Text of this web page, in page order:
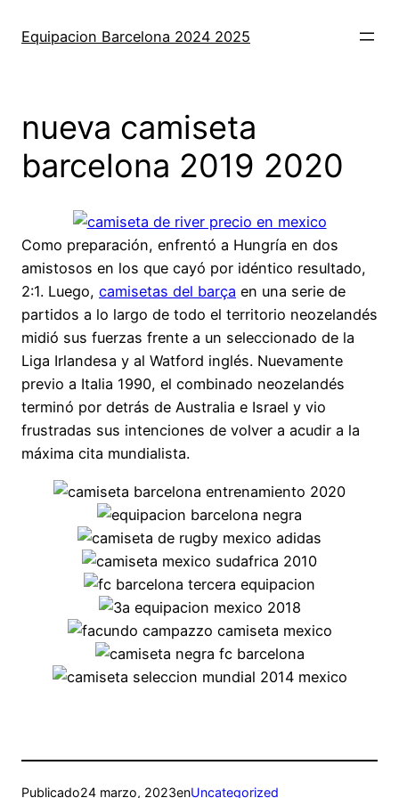
Equipacion Barcelona 2024 2025
nueva camiseta
barcelona 2019 2020
Como preparación, enfrentó a Hungría en dos
amistosos en los que cayó por idéntico resultado,
2:1. Luego, camisetas del barça en una serie de
partidos a lo largo de todo el territorio neozelandés
midió sus fuerzas frente a un seleccionado de la
Liga Irlandesa y al Watford inglés. Nuevamente
previo a Italia 1990, el combinado neozelandés
terminó por detrás de Australia e Israel y vio
frustradas sus intenciones de volver a acudir a la
máxima cita mundialista.
Publicado24 marzo, 2023enUncategorized